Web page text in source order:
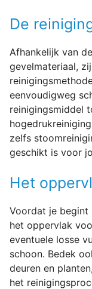
De
Afhankelijk van
gevelmateriaal,
eenvoudigweg
reinigingsmiddel
zelfs
geschikt is voor
Het
Voordat je begint
het oppervlak
eventuele losse
schoon. Bedek
deuren en
het